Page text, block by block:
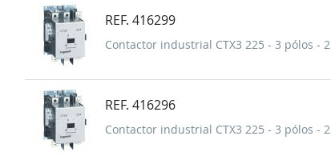
REF. 416299
Contactor industrial CTX3 225 - 3 pólos -
REF. 416296
Contactor industrial CTX3 225 - 3 pólos -